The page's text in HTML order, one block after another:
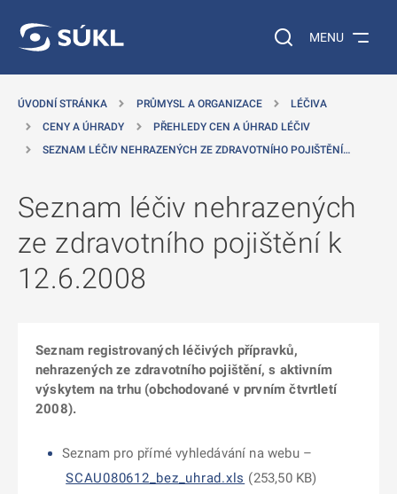
Vyhledávání na
MENU
ÚVODNÍ STRÁNKA PRŮMYSL A ORGANIZACE
LÉČIVA
CENY A ÚHRADY
PŘEHLEDY CEN A ÚHRAD LÉČIV
SEZNAM LÉČIV NEHRAZENÝCH ZE ZDRAVOTNÍHO POJIŠTĚNÍ…
Seznam léčiv nehrazených
ze zdravotního pojištění k
12.6.2008
Seznam registrovaných léčivých přípravků,
nehrazených ze zdravotního pojištění, s aktivním
výskytem na trhu (obchodované v prvním čtvrtletí
2008).
Seznam pro přímé vyhledávání na webu –
SCAU080612_bez_uhrad.xls (253,50 KB)